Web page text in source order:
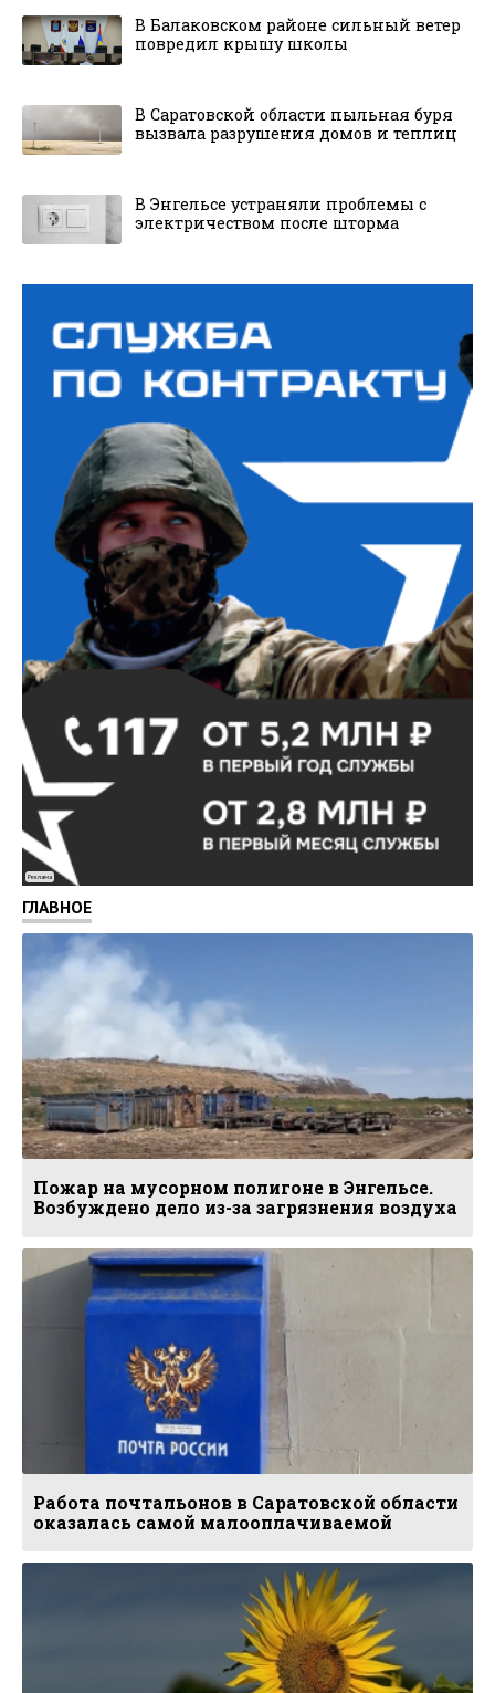
В Балаковском районе сильный ветер
повредил крышу школы
В Саратовской области пыльная буря
вызвала разрушения домов и теплиц
В Энгельсе устраняли проблемы с
электричеством после шторма
Реклама
ГЛАВНОЕ
Пожар на мусорном полигоне в Энгельсе.
Возбуждено дело из-за загрязнения воздуха
Работа почтальонов в Саратовской области
оказалась самой малооплачиваемой